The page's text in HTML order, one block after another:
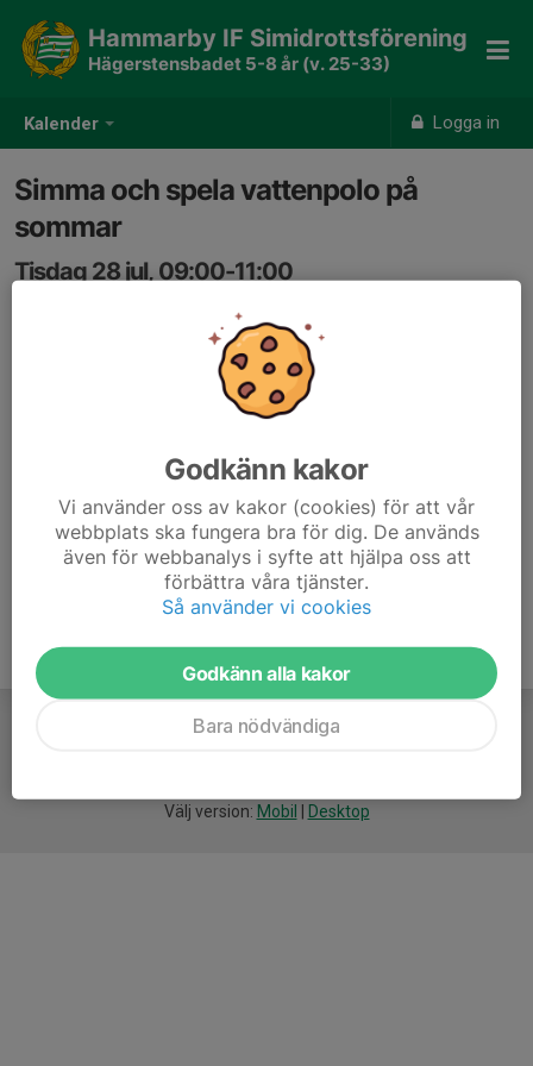
Kalender Logga in
Hammarby IF Simidrottsförening
Hägerstensbadet 5-8 år (v. 25-33)
Simma och spela vattenpolo på
sommar
Tisdag 28 jul, 09:00-11:00
Välj version: Mobil Desktop
Godkänn kakor
Vi använder oss av kakor (cookies) för att vår
webbplats ska fungera bra för dig. De används
även för webbanalys i syfte att hjälpa oss att
förbättra våra tjänster.
Så använder vi cookies
Godkänn alla kakor
Bara nödvändiga